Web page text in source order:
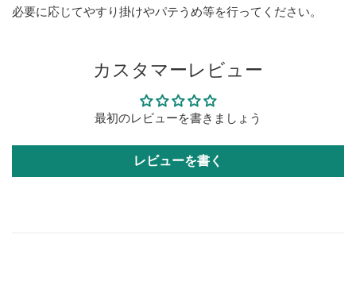
必要に応じてやすり掛けやパテうめ等を行ってください。
カスタマーレビュー
最初のレビューを書きましょう
レビューを書く